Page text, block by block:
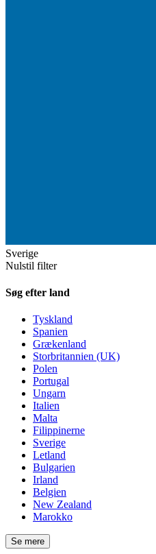
Sverige
Nulstil filter
Søg efter land
Tyskland
Spanien
Grækenland
Storbritannien (UK)
Polen
Portugal
Ungarn
Italien
Malta
Filippinerne
Sverige
Letland
Bulgarien
Irland
Belgien
New Zealand
Marokko
Se mere